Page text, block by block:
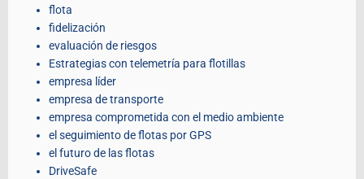
flota
fidelización
evaluación de riesgos
Estrategias con telemetría para flotillas
empresa líder
empresa de transporte
empresa comprometida con el medio ambiente
el seguimiento de flotas por GPS
el futuro de las flotas
DriveSafe